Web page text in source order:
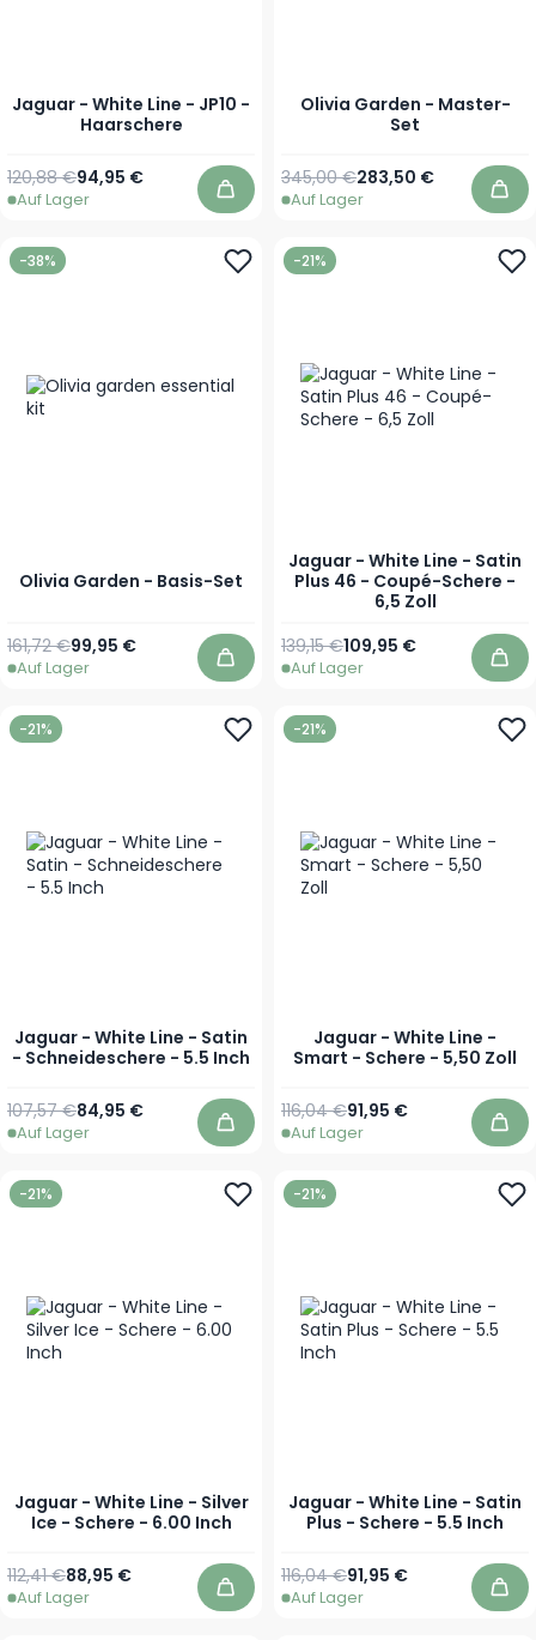
Jaguar - White Line - JP10 -
Haarschere
Ab
94,95 €
Regulärer Preis
120,88 €
Auf Lager In den Warenkorb
Olivia Garden - Master-
Set
Sonderpreis
283,50 €
Regulärer Preis
345,00 €
Auf Lager In
-38%
Olivia Garden - Basis-Set
Sonderpreis
99,95 €
Regulärer Preis
161,72 €
Auf Lager In den Warenkorb
-21%
Jaguar - White Line - Satin
Plus 46 - Coupé-Schere -
6,5 Zoll
Sonderpreis
109,95 €
Regulärer Preis
139,15 €
Auf Lager In
-21%
Jaguar - White Line - Satin
- Schneideschere - 5.5 Inch
Sonderpreis
84,95 €
Regulärer Preis
107,57 €
Auf Lager In den Warenkorb
-21%
Jaguar - White Line -
Smart - Schere - 5,50 Zoll
Sonderpreis
91,95 €
Regulärer Preis
116,04 €
Auf Lager In
-21%
Jaguar - White Line - Silver
Ice - Schere - 6.00 Inch
Sonderpreis
88,95 €
Regulärer Preis
112,41 €
Auf Lager In den Warenkorb
-21%
Jaguar - White Line - Satin
Plus - Schere - 5.5 Inch
Sonderpreis
91,95 €
Regulärer Preis
116,04 €
Auf Lager In